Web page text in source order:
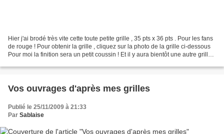
Hier j'ai brodé très vite cette toute petite grille , 35 pts x 36 pts . Pour les fans
de rouge ! Pour obtenir la grille , cliquez sur la photo de la grille ci-dessous
Pour moi la finition sera un petit coussin ! Et il y aura bientôt une autre grille
Vos ouvrages d'après mes grilles
Publié le 25/11/2009 à 21:33
Par Sablaise